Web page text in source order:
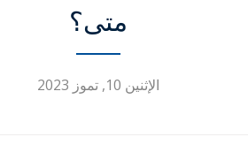
متى؟
الإثنين 10, تموز 2023